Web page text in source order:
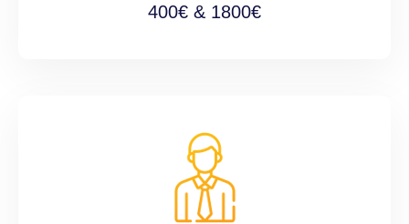
400€ & 1800€